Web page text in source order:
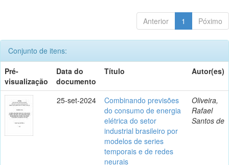
Anterior 1 Póximo
Conjunto de itens:
Pré-
visualização
Data do
documento
Título Autor(es)
25-set-2024
Combinando previsões
do consumo de energia
elétrica do setor
industrial brasileiro por
modelos de series
temporais e de redes
neurais
Oliveira,
Rafael
Santos de